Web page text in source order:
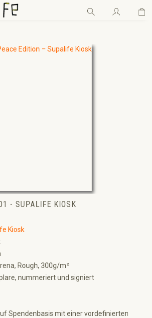
- SUPALIFE KIOSK
Kiosk
Rough, 300g/m²
nummeriert und signiert
Spendenbasis mit einer vordefinierten